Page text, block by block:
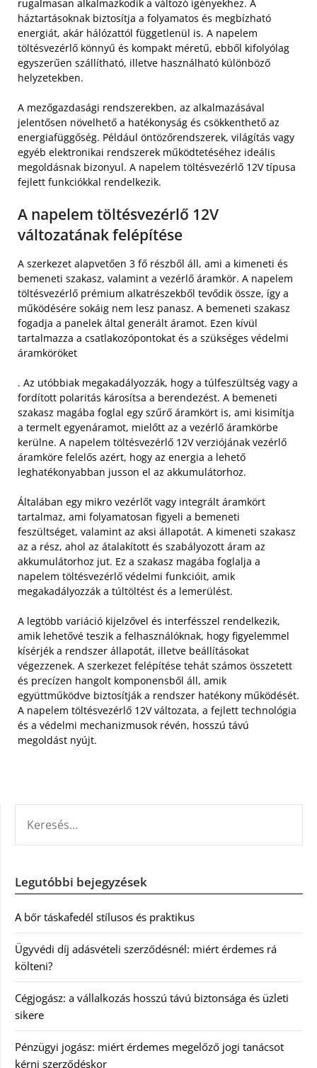
rugalmasan alkalmazkodik a változó igényekhez. A
háztartásoknak biztosítja a folyamatos és megbízható
energiát, akár hálózattól függetlenül is. A napelem
töltésvezérlő könnyű és kompakt méretű, ebből kifolyólag
egyszerűen szállítható, illetve használható különböző
helyzetekben.
A mezőgazdasági rendszerekben, az alkalmazásával
jelentősen növelhető a hatékonyság és csökkenthető az
energiafüggőség. Például öntözőrendszerek, világítás vagy
egyéb elektronikai rendszerek működtetéséhez ideális
megoldásnak bizonyul. A napelem töltésvezérlő 12V típusa
fejlett funkciókkal rendelkezik.
A napelem töltésvezérlő 12V
változatának felépítése
A szerkezet alapvetően 3 fő részből áll, ami a kimeneti és
bemeneti szakasz, valamint a vezérlő áramkör. A napelem
töltésvezérlő prémium alkatrészekből tevődik össze, így a
működésére sokáig nem lesz panasz. A bemeneti szakasz
fogadja a panelek által generált áramot. Ezen kívül
tartalmazza a csatlakozópontokat és a szükséges védelmi
áramköröket
. Az utóbbiak megakadályozzák, hogy a túlfeszültség vagy a
fordított polaritás károsítsa a berendezést. A bemeneti
szakasz magába foglal egy szűrő áramkört is, ami kisimítja
a termelt egyenáramot, mielőtt az a vezérlő áramkörbe
kerülne. A napelem töltésvezérlő 12V verziójának vezérlő
áramköre felelős azért, hogy az energia a lehető
leghatékonyabban jusson el az akkumulátorhoz.
Általában egy mikro vezérlőt vagy integrált áramkört
tartalmaz, ami folyamatosan figyeli a bemeneti
feszültséget, valamint az aksi állapotát. A kimeneti szakasz
az a rész, ahol az átalakított és szabályozott áram az
akkumulátorhoz jut. Ez a szakasz magába foglalja a
napelem töltésvezérlő védelmi funkcióit, amik
megakadályozzák a túltöltést és a lemerülést.
A legtöbb variáció kijelzővel és interfésszel rendelkezik,
amik lehetővé teszik a felhasználóknak, hogy figyelemmel
kísérjék a rendszer állapotát, illetve beállításokat
végezzenek. A szerkezet felépítése tehát számos összetett
és precízen hangolt komponensből áll, amik
együttműködve biztosítják a rendszer hatékony működését.
A napelem töltésvezérlő 12V változata, a fejlett technológia
és a védelmi mechanizmusok révén, hosszú távú
megoldást nyújt.
Legutóbbi bejegyzések
A bőr táskafedél stílusos és praktikus
Ügyvédi díj adásvételi szerződésnél: miért érdemes rá
költeni?
Cégjogász: a vállalkozás hosszú távú biztonsága és üzleti
sikere
Pénzügyi jogász: miért érdemes megelőző jogi tanácsot
kérni szerződéskor